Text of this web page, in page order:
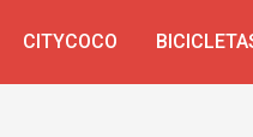
CITYCOCO